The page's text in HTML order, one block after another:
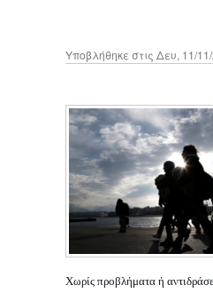
Υποβλήθηκε στις Δευ, 11/
Χωρίς προβλήματα ή